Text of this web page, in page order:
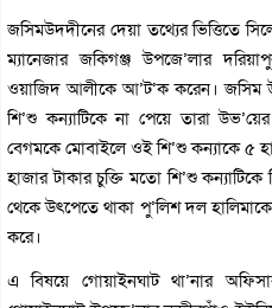
জসিমউদদীনের দেয়া তথ্যের ভিত্তিতে
ম্যানেজার জকিগঞ্জ উপজে’লার
ওয়াজিদ আলীকে আ’ট’ক করেন। জসিম
শি’শু কন্যাটিকে না পেয়ে তারা
বেগমকে মোবাইলে ওই শি’শু কন্যাকে ৫
হাজার টাকার চুক্তি মতো শি’শু
থেকে উৎপেতে থাকা পু’লিশ দল হালিমাকে
করে।
এ বিষয়ে গোয়াইনঘাট থা’নার